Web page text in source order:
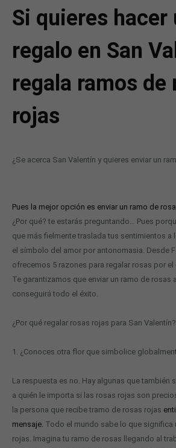
Si quieres hacer
regalo en San
regala ramos de
rojas
¿Se acerca San Valentín y quieres enviar un
Pues la mejor opción es enviar un ramo de
¿Por qué? te estarás preguntando… Pues
que más fielmente traslada tus sentimientos a
el símbolo del amor por antonomasia. Desde
ofrecemos 5 razones para regalar rosas por
Te garantizamos que enviar un ramo de rosas
conseguirá todo el éxito.
¿Por qué regalar rosas rojas para San
1. ¿Conoces otra flor que simbolice
La respuesta es no. Hay algunas que también
a quién le importa si las rosas rojas son
la persona que recibe tramo de rosas rojas
mensaje. Todo el mundo sabe lo que significa
rojas. Imagina tu ramo de rosas llegando al